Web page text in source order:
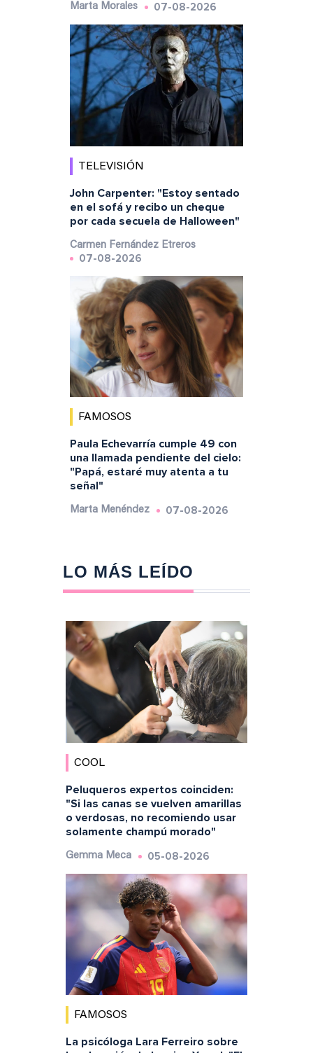
Marta Morales 07-08-2026
TELEVISIÓN
John Carpenter: "Estoy sentado
en el sofá y recibo un cheque
por cada secuela de Halloween"
Carmen Fernández Etreros
07-08-2026
FAMOSOS
Paula Echevarría cumple 49 con
una llamada pendiente del cielo:
"Papá, estaré muy atenta a tu
señal"
Marta Menéndez 07-08-2026
LO MÁS LEÍDO
COOL
Peluqueros expertos coinciden:
"Si las canas se vuelven amarillas
o verdosas, no recomiendo usar
solamente champú morado"
Gemma Meca 05-08-2026
FAMOSOS
La psicóloga Lara Ferreiro sobre